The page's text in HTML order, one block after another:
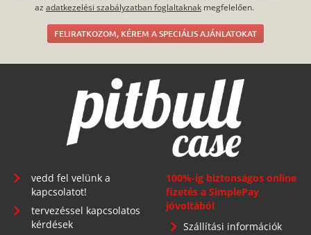
az adatkezelési szabályzatban foglaltaknak megfelelően.
FELIRATKOZOM, KÉREM A SPECIÁLIS AJÁNLATOKAT
vedd fel velünk a
kapcsolatot!
tervezéssel kapcsolatos
kérdések
100%-ig biztonságos online
fizetés a SimplePay
jóvoltából
Szállítási információk